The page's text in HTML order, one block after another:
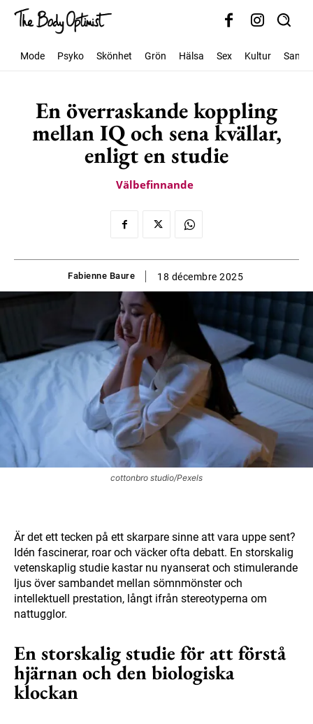
Mode Psyko Skönhet Grön Hälsa Sex Kultur
En överraskande koppling
mellan IQ och sena kvällar,
enligt en studie
Välbefinnande
Fabienne Baure 18 décembre 2025
cottonbro studio/Pexels
Är det ett tecken på ett skarpare sinne att vara uppe sent?
Idén fascinerar, roar och väcker ofta debatt. En storskalig
vetenskaplig studie kastar nu nyanserat och stimulerande
ljus över sambandet mellan sömnmönster och
intellektuell prestation, långt ifrån stereotyperna om
nattugglor.
En storskalig studie för att förstå
hjärnan och den biologiska
klockan